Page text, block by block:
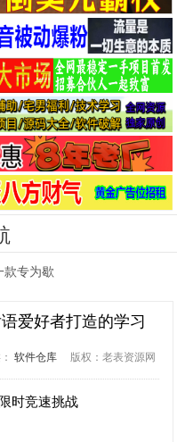
款专为歇
爱好者打造的学习
软件仓库 版权：老表资源网
时竞速挑战